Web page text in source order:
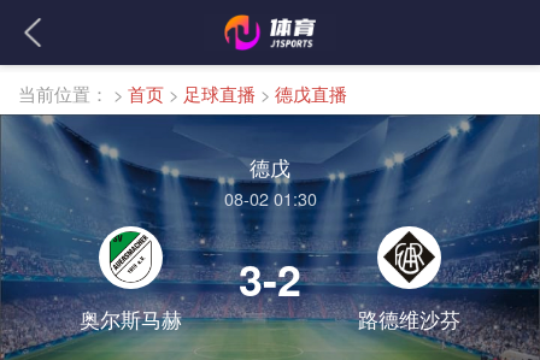
当前位置： > 首页 > 足球直播 > 德戊直播
德戊
08-02 01:30
奥尔斯马赫
3-2
路德维沙芬